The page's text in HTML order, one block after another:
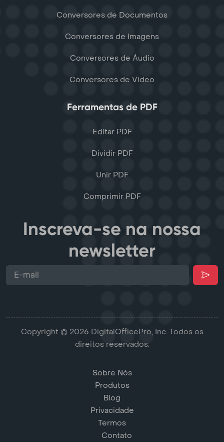
Conversores de Documentos
Conversores de Imagens
Conversores de Áudio
Conversores de Vídeo
Ferramentas de PDF
Editar PDF
Dividir PDF
Unir PDF
Comprimir PDF
Inscreva-se na nossa
newsletter
Copyright © 2026 DigitalOfficePro, Inc. Todos os
direitos reservados.
Sobre Nós
Produtos
Blog
Privacidade
Termos
Contato